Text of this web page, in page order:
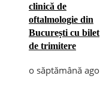
clinică de
oftalmologie din
București cu bilet
de trimitere
o săptămână ago